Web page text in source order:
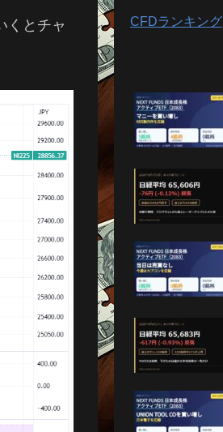
くとチャ
CFDランキング